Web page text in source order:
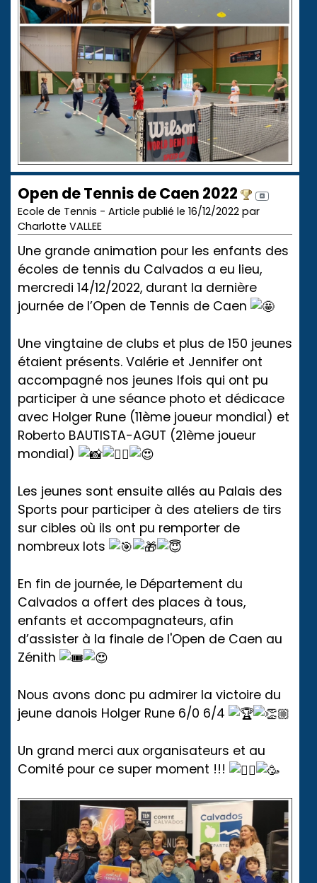
Open de Tennis de Caen 2022
Ecole de Tennis - Article publié le 16/12/2022 par
Charlotte VALLEE
Une grande animation pour les enfants des
écoles de tennis du Calvados a eu lieu,
mercredi 14/12/2022, durant la dernière
journée de l’Open de Tennis de Caen
Une vingtaine de clubs et plus de 150 jeunes
étaient présents. Valérie et Jennifer ont
accompagné nos jeunes Ifois qui ont pu
participer à une séance photo et dédicace
avec Holger Rune (11ème joueur mondial) et
Roberto BAUTISTA-AGUT (21ème joueur
mondial)
Les jeunes sont ensuite allés au Palais des
Sports pour participer à des ateliers de tirs
sur cibles où ils ont pu remporter de
nombreux lots
En fin de journée, le Département du
Calvados a offert des places à tous,
enfants et accompagnateurs, afin
d’assister à la finale de l'Open de Caen au
Zénith
Nous avons donc pu admirer la victoire du
jeune danois Holger Rune 6/0 6/4
Un grand merci aux organisateurs et au
Comité pour ce super moment !!!